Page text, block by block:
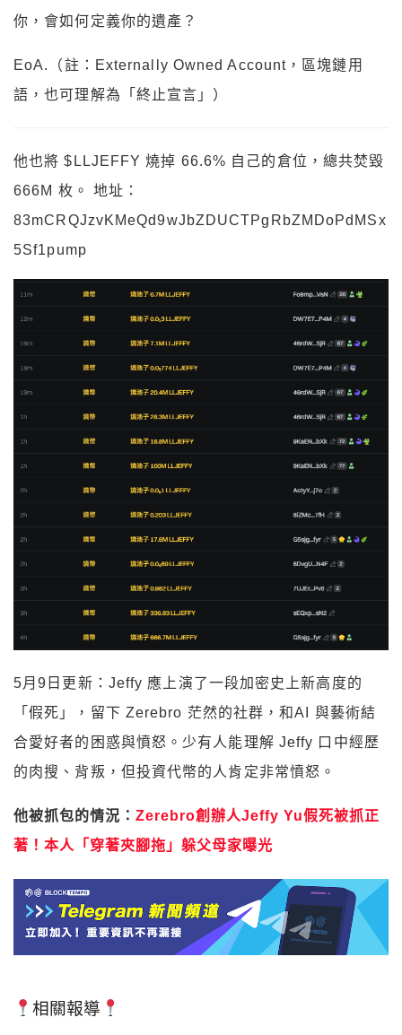
你，會如何定義你的遺產？
EoA.（註：Externally Owned Account，區塊鏈用
語，也可理解為「終止宣言」）
他也將 $LLJEFFY 燒掉 66.6% 自己的倉位，總共焚毀
666M 枚。 地址：
83mCRQJzvKMeQd9wJbZDUCTPgRbZMDoPdMSx
5Sf1pump
5月9日更新：Jeffy 應上演了一段加密史上新高度的
「假死」，留下 Zerebro 茫然的社群，和AI 與藝術結
合愛好者的困惑與憤怒。少有人能理解 Jeffy 口中經歷
的肉搜、背叛，但投資代幣的人肯定非常憤怒。
他被抓包的情況： Zerebro創辦人Jeffy Yu假死被抓正
著！本人「穿著夾腳拖」躲父母家曝光
相關報導